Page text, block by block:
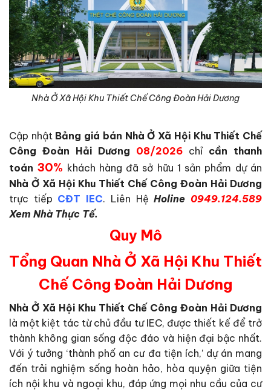
Nhà Ở Xã Hội Khu Thiết Chế Công Đoàn Hải Dương
Cập nhật Bảng giá bán Nhà Ở Xã Hội Khu Thiết Chế
Công Đoàn Hải Dương 08/2026 chỉ cần thanh
toán 30% khách hàng đã sở hữu 1 sản phẩm dự án
Nhà Ở Xã Hội Khu Thiết Chế Công Đoàn Hải Dương
trực tiếp CĐT IEC. Liên HệHoline 0949.124.589
Xem Nhà Thực Tế.
Quy Mô
Tổng Quan Nhà Ở Xã Hội Khu Thiết
Chế Công Đoàn Hải Dương
Nhà Ở Xã Hội Khu Thiết Chế Công Đoàn Hải Dương
là một kiệt tác từ chủ đầu tư IEC, được thiết kế để trở
thành không gian sống độc đáo và hiện đại bậc nhất.
Với ý tưởng ‘thành phố an cư đa tiện ích,’ dự án mang
đến trải nghiệm sống hoàn hảo, hòa quyện giữa tiện
ích nội khu và ngoại khu, đáp ứng mọi nhu cầu của cư